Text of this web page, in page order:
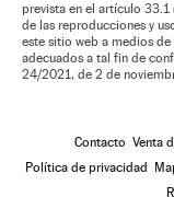
prevista en el artículo 33.1
de las reproducciones y
este sitio web a medios
adecuados a tal fin de
24/2021, de 2 de
Contacto Venta
Política de privacidad